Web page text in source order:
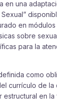
en una
en
sobre
para la
como
currículo de la
en la